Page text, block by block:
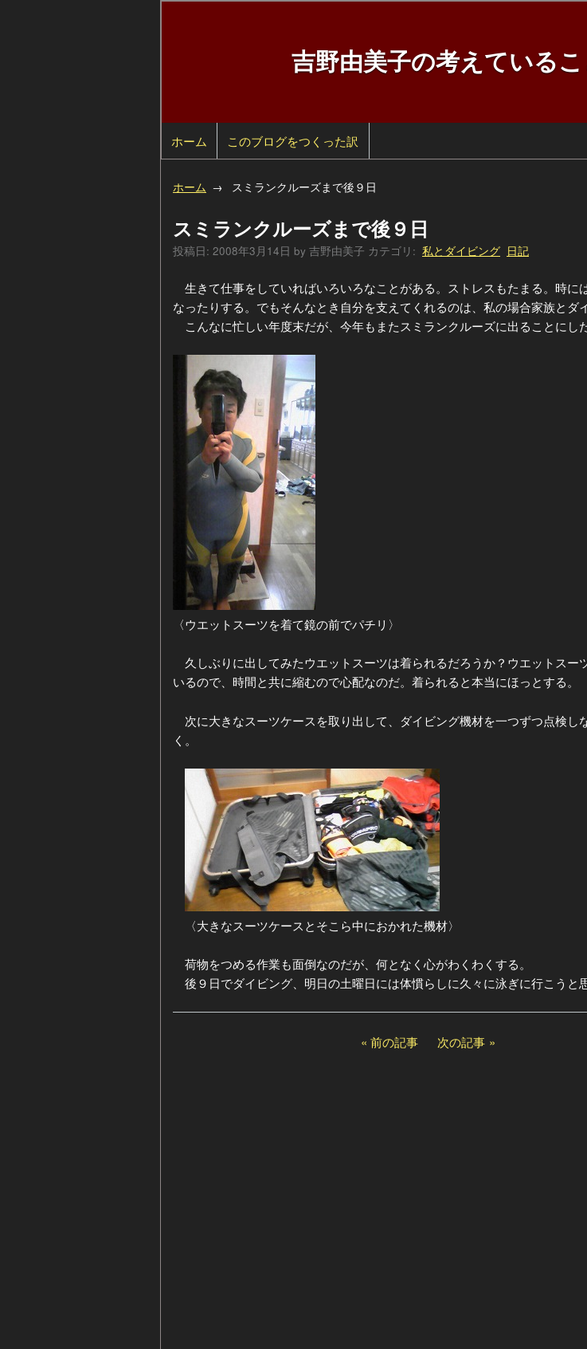
吉野由美子の考えている
ホーム このブログをつくった訳
検
紹
去
ー
カ
リ
ア
ホーム スミランクルーズまで後９日
スミランクルーズまで後９日
投稿日: 2008年3月14日 by 吉野由美子 カテゴリ: 私とダイビング 日記
生きて仕事をしていればいろいろなことがある。ストレスもたまる。時に
なったりする。でもそんなとき自分を支えてくれるのは、私の場合家族とダ
こんなに忙しい年度末だが、今年もまたスミランクルーズに出ることにした
〈ウエットスーツを着て鏡の前でパチリ〉
久しぶりに出してみたウエットスーツは着られるだろうか？ウエットスー
いるので、時間と共に縮むので心配なのだ。着られると本当にほっとする。
次に大きなスーツケースを取り出して、ダイビング機材を一つずつ点検し
く。
〈大きなスーツケースとそこら中におかれた機材〉
荷物をつめる作業も面倒なのだが、何となく心がわくわくする。
後９日でダイビング、明日の土曜日には体慣らしに久々に泳ぎに行こうと
前の記事 次の記事